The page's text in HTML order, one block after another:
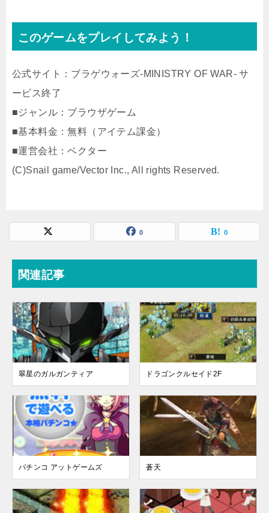
このゲームをプレイしてみよう！
公式サイト：ブラゲウォーズ-MINISTRY OF WAR- サ
ービス終了
■ジャンル：ブラウザゲーム
■基本料金：無料（アイテム課金）
■運営会社：ベクター
(C)Snail game/Vector Inc., All rights Reserved.
0 0
関連記事
翠星のガルガンティア ドラゴンクルセイド2F
パチンコ アットゲームズ 蒼天